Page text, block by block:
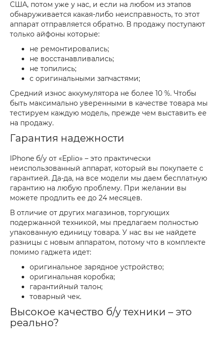
США, потом уже у нас, и если на любом из этапов
обнаруживается какая-либо неисправность, то этот
аппарат отправляется обратно. В продажу поступают
только айфоны которые:
не ремонтировались;
не восстанавливались;
не топились;
с оригинальными запчастями;
Средний износ аккумулятора не более 10 %. Чтобы
быть максимально уверенными в качестве товара мы
тестируем каждую модель, прежде чем выставить ее
на продажу.
Гарантия надежности
IPhone б/у от «Eplio» – это практически
неиспользованный аппарат, который вы покупаете с
гарантией. Да-да, на все модели мы даем бесплатную
гарантию на любую проблему. При желании вы
можете продлить ее до 24 месяцев.
В отличие от других магазинов, торгующих
подержанной техникой, мы предлагаем полностью
упакованную единицу товара. У нас вы не найдете
разницы с новым аппаратом, потому что в комплекте
помимо гаджета идет:
оригинальное зарядное устройство;
оригинальная коробка;
гарантийный талон;
товарный чек.
Высокое качество б/у техники – это
реально?